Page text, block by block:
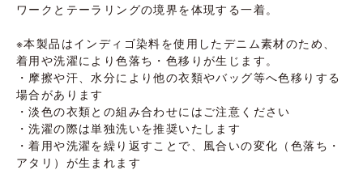
ワークとテーラリングの境界を体現する一着。
※本製品はインディゴ染料を使用したデニム素材のため、
着用や洗濯により色落ち・色移りが生じます。
・摩擦や汗、水分により他の衣類やバッグ等へ色移りする
場合があります
・淡色の衣類との組み合わせにはご注意ください
・洗濯の際は単独洗いを推奨いたします
・着用や洗濯を繰り返すことで、風合いの変化（色落ち・
アタリ）が生まれます